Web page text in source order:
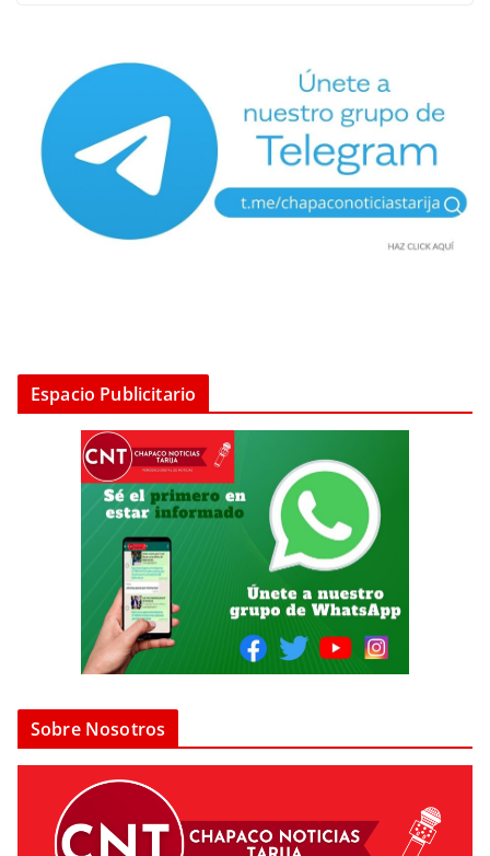
Espacio Publicitario
Sobre Nosotros